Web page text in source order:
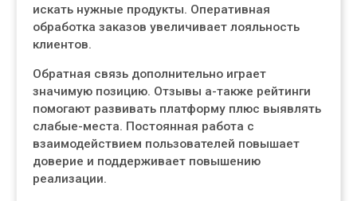
искать нужные продукты. Оперативная
обработка заказов увеличивает лояльность
клиентов.
Обратная связь дополнительно играет
значимую позицию. Отзывы а-также рейтинги
помогают развивать платформу плюс выявлять
слабые-места. Постоянная работа с
взаимодействием пользователей повышает
доверие и поддерживает повышению
реализации.